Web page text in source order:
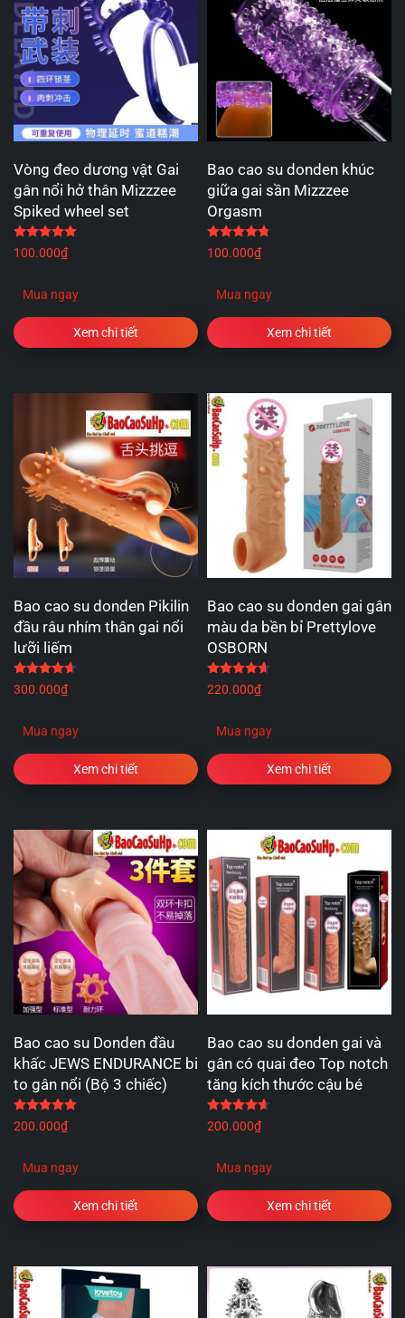
Vòng đeo dương vật Gai
gân nổi hở thân Mizzzee
Spiked wheel set
5 sao
100.000₫
Mua ngay
Xem chi tiết
Bao cao su donden khúc
giữa gai sần Mizzzee
Orgasm
100.000₫
Mua ngay
Xem chi tiết
Bao cao su donden Pikilin
đầu râu nhím thân gai nổi
lưỡi liếm
5 sao
300.000₫
Mua ngay
Xem chi tiết
Bao cao su donden gai gân
màu da bền bỉ Prettylove
OSBORN
220.000₫
Mua ngay
Xem chi tiết
Bao cao su Donden đầu
khấc JEWS ENDURANCE bi
to gân nổi (Bộ 3 chiếc)
5 sao
200.000₫
Mua ngay
Xem chi tiết
Bao cao su donden gai và
gân có quai đeo Top notch
tăng kích thước cậu bé
200.000₫
Mua ngay
Xem chi tiết